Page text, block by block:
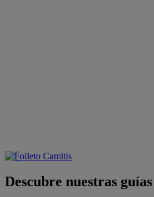
Descubre nuestras guías